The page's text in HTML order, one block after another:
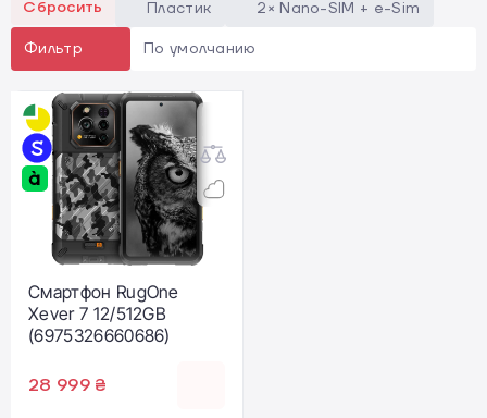
Сбросить Пластик 2× Nano-SIM + e-Sim
Фильтр По умолчанию
Смартфон RugOne
Xever 7 12/512GB
(6975326660686)
28 999 ₴